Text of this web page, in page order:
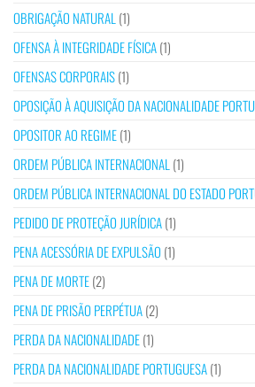
OBRIGAÇÃO NATURAL (1)
OFENSA À INTEGRIDADE FÍSICA(1)
OFENSAS CORPORAIS(1)
OPOSIÇÃO À AQUISIÇÃO DA NACIONALIDADE
OPOSITOR AO REGIME(1)
ORDEM PÚBLICA INTERNACIONAL (1)
ORDEM PÚBLICA INTERNACIONAL DO ESTADO
PEDIDO DE PROTEÇÃO JURÍDICA(1)
PENA ACESSÓRIA DE EXPULSÃO (1)
PENA DE MORTE(2)
PENA DE PRISÃO PERPÉTUA(2)
PERDA DA NACIONALIDADE(1)
PERDA DA NACIONALIDADE PORTUGUESA(1)